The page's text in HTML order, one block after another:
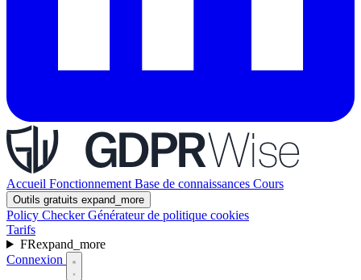
Accueil Fonctionnement Base de connaissances Cours
Outils gratuits expand_more
Policy CheckerGénérateur de politique cookies
Tarifs
FRexpand_more
Connexion